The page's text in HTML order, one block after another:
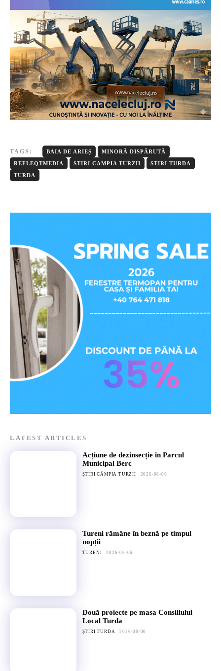
TAGS: BAIA DE ARIEȘ
MINORĂ DISPĂRUTĂ
REFLEQTMEDIA
STIRI CAMPIA TURZII
STIRI TURDA
TURDA
LATEST ARTICLES
Acțiune de dezinsecție în Parcul
Municipal Berc
ȘTIRI CÂMPIA TURZII 2026-08-06
Tureni rămâne în beznă pe timpul
nopții
TURENI 2026-08-06
Două proiecte pe masa Consiliului
Local Turda
ȘTIRI TURDA 2026-08-06